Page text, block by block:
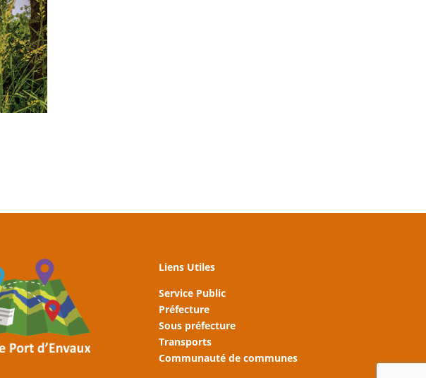
Liens Utiles
Service Public
Préfecture
Sous préfecture
Transports
Communauté de communes